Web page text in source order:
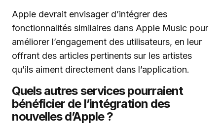
Apple devrait envisager d’intégrer des
fonctionnalités similaires dans Apple Music pour
améliorer l’engagement des utilisateurs, en leur
offrant des articles pertinents sur les artistes
qu’ils aiment directement dans l’application.
Quels autres services pourraient
bénéficier de l’intégration des
nouvelles d’Apple ?